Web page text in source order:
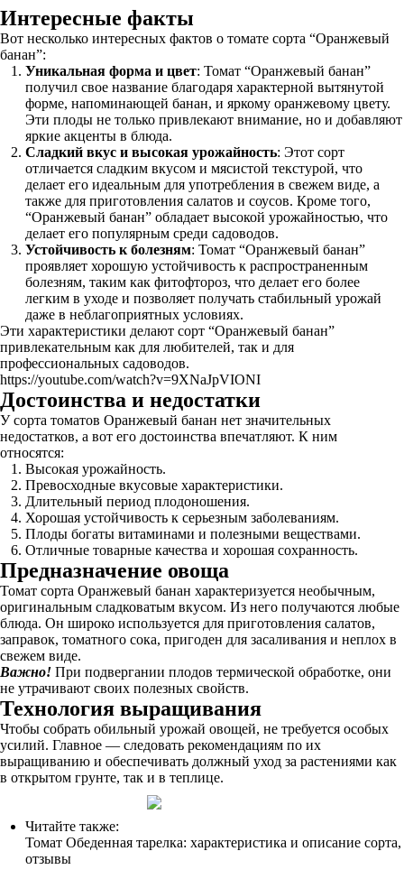
Интересные факты
Вот несколько интересных фактов о томате сорта “Оранжевый
банан”:
Уникальная форма и цвет: Томат “Оранжевый банан”
получил свое название благодаря характерной вытянутой
форме, напоминающей банан, и яркому оранжевому цвету.
Эти плоды не только привлекают внимание, но и добавляют
яркие акценты в блюда.
Сладкий вкус и высокая урожайность: Этот сорт
отличается сладким вкусом и мясистой текстурой, что
делает его идеальным для употребления в свежем виде, а
также для приготовления салатов и соусов. Кроме того,
“Оранжевый банан” обладает высокой урожайностью, что
делает его популярным среди садоводов.
Устойчивость к болезням: Томат “Оранжевый банан”
проявляет хорошую устойчивость к распространенным
болезням, таким как фитофтороз, что делает его более
легким в уходе и позволяет получать стабильный урожай
даже в неблагоприятных условиях.
Эти характеристики делают сорт “Оранжевый банан”
привлекательным как для любителей, так и для
профессиональных садоводов.
https://youtube.com/watch?v=9XNaJpVIONI
Достоинства и недостатки
У сорта томатов Оранжевый банан нет значительных
недостатков, а вот его достоинства впечатляют. К ним
относятся:
Высокая урожайность.
Превосходные вкусовые характеристики.
Длительный период плодоношения.
Хорошая устойчивость к серьезным заболеваниям.
Плоды богаты витаминами и полезными веществами.
Отличные товарные качества и хорошая сохранность.
Предназначение овоща
Томат сорта Оранжевый банан характеризуется необычным,
оригинальным сладковатым вкусом. Из него получаются любые
блюда. Он широко используется для приготовления салатов,
заправок, томатного сока, пригоден для засаливания и неплох в
свежем виде.
Важно! При подвергании плодов термической обработке, они
не утрачивают своих полезных свойств.
Технология выращивания
Чтобы собрать обильный урожай овощей, не требуется особых
усилий. Главное — следовать рекомендациям по их
выращиванию и обеспечивать должный уход за растениями как
в открытом грунте, так и в теплице.
Читайте также:
Томат Обеденная тарелка: характеристика и описание сорта,
отзывы